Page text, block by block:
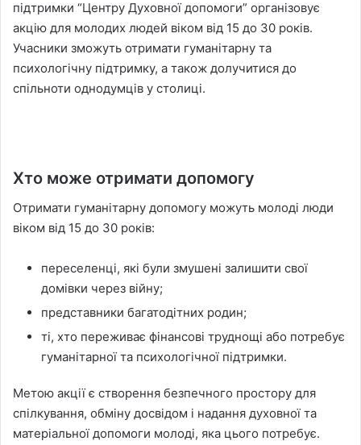
підтримки “Центру Духовної допомоги” організовує
акцію для молодих людей віком від 15 до 30 років.
Учасники зможуть отримати гуманітарну та
психологічну підтримку, а також долучитися до
спільноти однодумців у столиці.
Хто може отримати допомогу
Отримати гуманітарну допомогу можуть молоді люди
віком від 15 до 30 років:
переселенці, які були змушені залишити свої
домівки через війну;
представники багатодітних родин;
ті, хто переживає фінансові труднощі або потребує
гуманітарної та психологічної підтримки.
Метою акції є створення безпечного простору для
спілкування, обміну досвідом і надання духовної та
матеріальної допомоги молоді, яка цього потребує.